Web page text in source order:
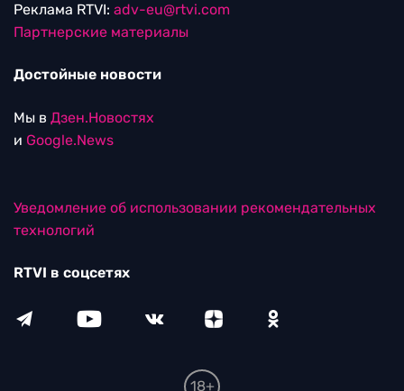
Реклама RTVI: adv-eu@rtvi.com
Партнерские материалы
Достойные новости
Мы в Дзен.Новостях
и Google.News
Уведомление об использовании рекомендательных
технологий
RTVI в соцсетях
18+